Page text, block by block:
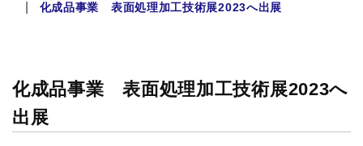
化成品事業 表面処理加工技術展2023へ出展
化成品事業 表面処理加工技術展2023へ
出展